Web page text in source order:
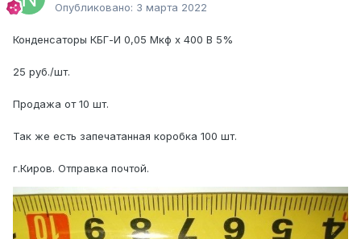
Опубликовано: 3 марта 2022
Конденсаторы КБГ-И 0,05 Мкф х 400 В 5%
25 руб./шт.
Продажа от 10 шт.
Так же есть запечатанная коробка 100 шт.
г.Киров. Отправка почтой.